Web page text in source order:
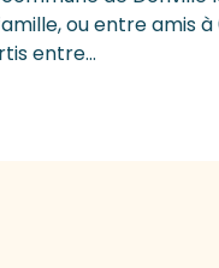
ou entre amis
entre...